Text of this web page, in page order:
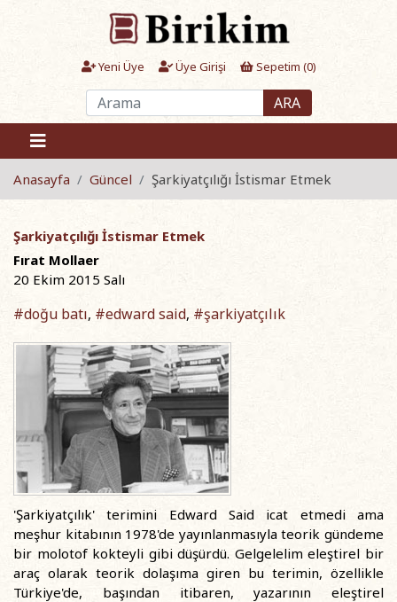
Yeni Üye Üye Girişi Sepetim (0)
ARA
Anasayfa Güncel Şarkiyatçılığı İstismar Etmek
Şarkiyatçılığı İstismar Etmek
Fırat Mollaer
20 Ekim 2015 Salı
#doğu batı, #edward said, #şarkiyatçılık
'Şarkiyatçılık' terimini Edward Said icat etmedi ama
meşhur kitabının 1978'de yayınlanmasıyla teorik gündeme
bir molotof kokteyli gibi düşürdü. Gelgelelim eleştirel bir
araç olarak teorik dolaşıma giren bu terimin, özellikle
Türkiye'de, başından itibaren, yazarının eleştirel